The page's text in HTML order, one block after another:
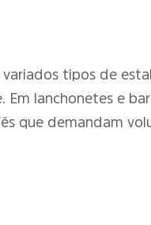
tipos de
lanchonetes e
que demandam